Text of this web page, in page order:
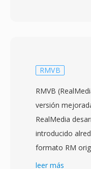
pistas de vídeo,
HEVC hasta
Opus y DTS
destacada es
subtítulos,
SRT simple
RMVB
RMVB
versión
RealMedia
introducido
formato RM
de bits
leer más